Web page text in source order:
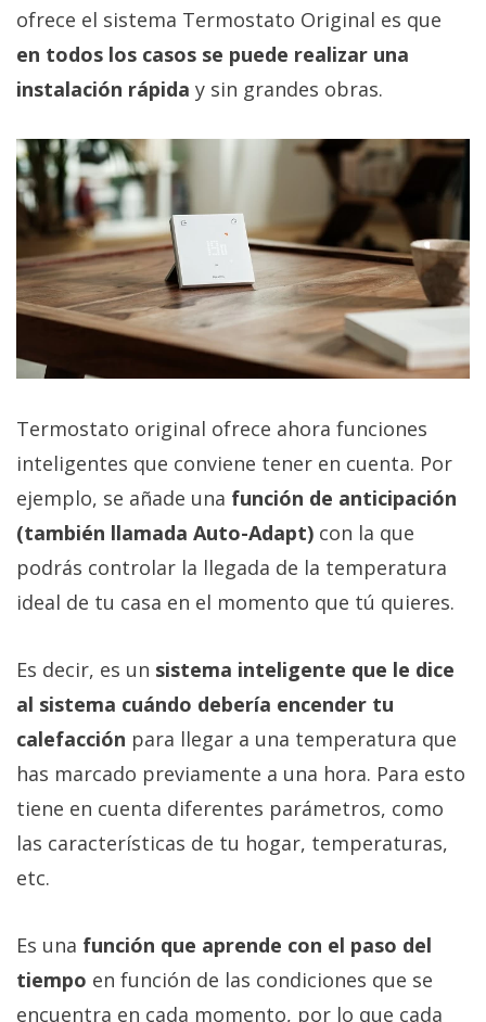
ofrece el sistema Termostato Original es que
en todos los casos se puede realizar una
instalación rápida y sin grandes obras.
Termostato original ofrece ahora funciones
inteligentes que conviene tener en cuenta. Por
ejemplo, se añade una función de anticipación
(también llamada Auto-Adapt) con la que
podrás controlar la llegada de la temperatura
ideal de tu casa en el momento que tú quieres.
Es decir, es un sistema inteligente que le dice
al sistema cuándo debería encender tu
calefacción para llegar a una temperatura que
has marcado previamente a una hora. Para esto
tiene en cuenta diferentes parámetros, como
las características de tu hogar, temperaturas,
etc.
Es una función que aprende con el paso del
tiempo en función de las condiciones que se
encuentra en cada momento, por lo que cada